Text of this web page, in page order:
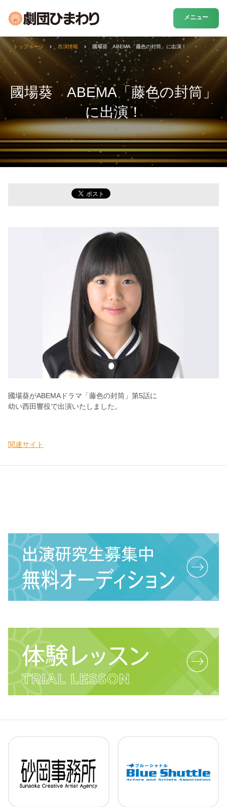
メニュー
國場葵 ABEMA「藤色の封筒」
に出演！
トップページ 出演情報 國場葵 ABEMA「藤色の封筒」に出演！
國場葵がABEMAドラマ「藤色の封筒」第5話に
幼い西田響役で出演いたしました。
関連サイト